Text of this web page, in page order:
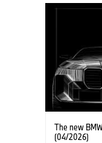
The new
(04/2026)